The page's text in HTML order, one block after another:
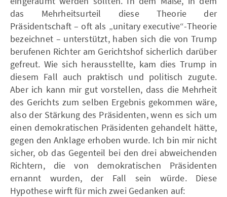
das Mehrheitsurteil diese Theorie der
Präsidentschaft – oft als „unitary executive“-Theorie
bezeichnet – unterstützt, haben sich die von Trump
berufenen Richter am Gerichtshof sicherlich darüber
gefreut. Wie sich herausstellte, kam dies Trump in
diesem Fall auch praktisch und politisch zugute.
Aber ich kann mir gut vorstellen, dass die Mehrheit
des Gerichts zum selben Ergebnis gekommen wäre,
also der Stärkung des Präsidenten, wenn es sich um
einen demokratischen Präsidenten gehandelt hätte,
gegen den Anklage erhoben wurde. Ich bin mir nicht
sicher, ob das Gegenteil bei den drei abweichenden
Richtern, die von demokratischen Präsidenten
ernannt wurden, der Fall sein würde. Diese
Hypothese wirft für mich zwei Gedanken auf: